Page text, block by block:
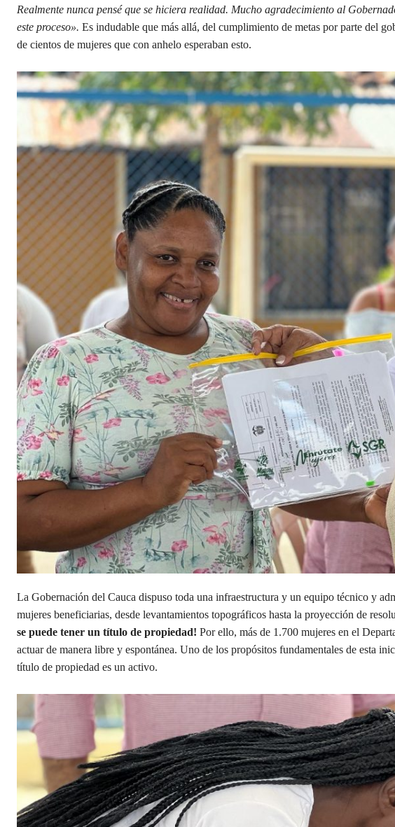
Realmente nunca pensé que se hiciera realidad. Mucho agradecimiento al
este proceso». Es indudable que más allá, del cumplimiento de metas por parte del
de cientos de mujeres que con anhelo esperaban esto.
La Gobernación del Cauca dispuso toda una infraestructura y un equipo técnico y
mujeres beneficiarias, desde levantamientos topográficos hasta la proyección de
se puede tener un título de propiedad! Por ello, más de 1.700 mujeres en el
actuar de manera libre y espontánea. Uno de los propósitos fundamentales de esta
título de propiedad es un activo.